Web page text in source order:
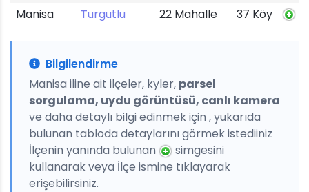
Manisa
Turgutlu 22 Mahalle 37 Köy
Bilgilendirme
Manisa iline ait ilçeler, kyler, parsel
sorgulama, uydu görüntüsü, canlı kamera
ve daha detaylı bilgi edinmek için , yukarıda
bulunan tabloda detaylarını görmek istediiniz
İlçenin yanında bulunan
simgesini
kullanarak veya İlçe ismine tıklayarak
erişebilirsiniz.